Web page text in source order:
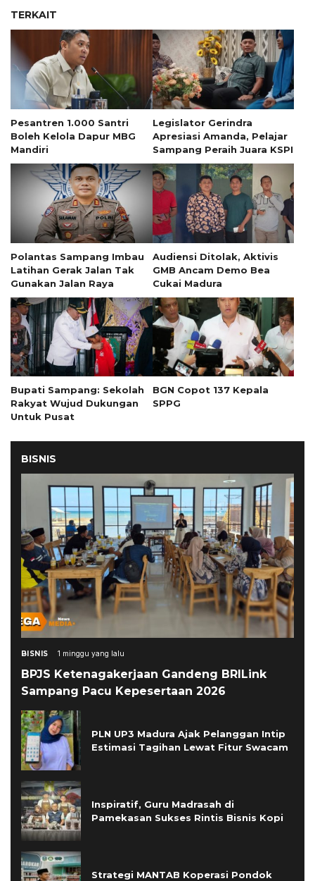
TERKAIT
Pesantren 1.000 Santri
Boleh Kelola Dapur MBG
Mandiri
Legislator Gerindra
Apresiasi Amanda, Pelajar
Sampang Peraih Juara KSPI
Polantas Sampang Imbau
Latihan Gerak Jalan Tak
Gunakan Jalan Raya
Audiensi Ditolak, Aktivis
GMB Ancam Demo Bea
Cukai Madura
Bupati Sampang: Sekolah
Rakyat Wujud Dukungan
Untuk Pusat
BGN Copot 137 Kepala
SPPG
BISNIS
BISNIS 1 minggu yang lalu
BPJS Ketenagakerjaan Gandeng BRILink
Sampang Pacu Kepesertaan 2026
PLN UP3 Madura Ajak Pelanggan Intip
Estimasi Tagihan Lewat Fitur Swacam
Inspiratif, Guru Madrasah di
Pamekasan Sukses Rintis Bisnis Kopi
Strategi MANTAB Koperasi Pondok